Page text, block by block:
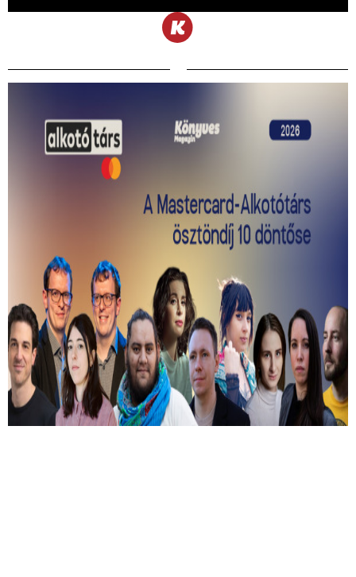
Kiválasztották a 2026-os Mastercard -
Alkotótárs ösztöndíj 10 döntősét!
Közülük kerül ki a két győztes.